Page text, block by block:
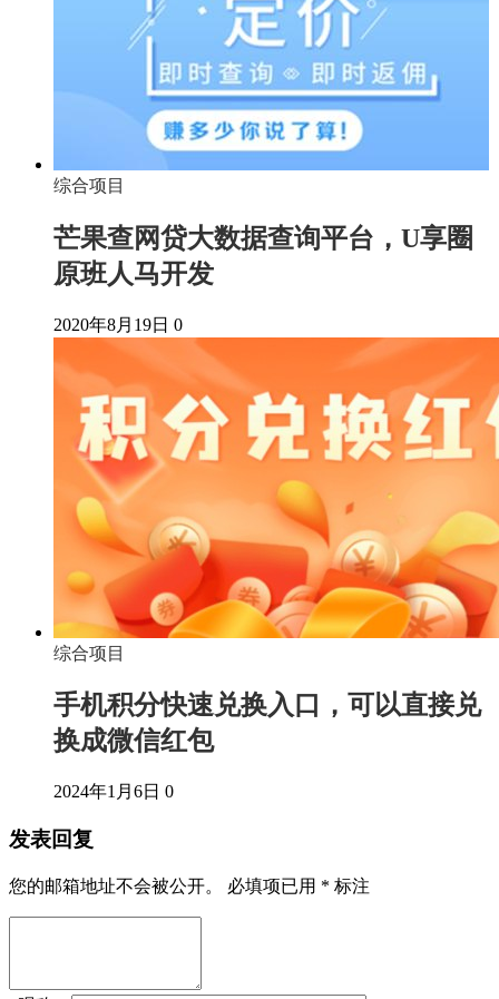
综合项目
芒果查网贷大数据查询平台，U享圈
原班人马开发
2020年8月19日 0
综合项目
手机积分快速兑换入口，可以直接兑
换成微信红包
2024年1月6日 0
发表回复
您的邮箱地址不会被公开。 必填项已用 * 标注